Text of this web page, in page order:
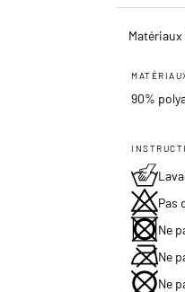
90%
Pas
Ne
Ne
Ne